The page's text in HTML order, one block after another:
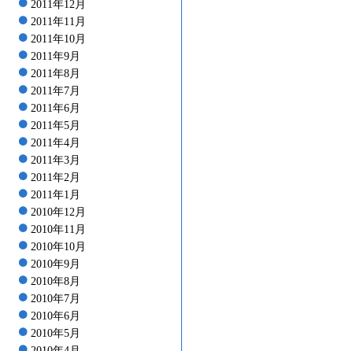
2011年12月
2011年11月
2011年10月
2011年9月
2011年8月
2011年7月
2011年6月
2011年5月
2011年4月
2011年3月
2011年2月
2011年1月
2010年12月
2010年11月
2010年10月
2010年9月
2010年8月
2010年7月
2010年6月
2010年5月